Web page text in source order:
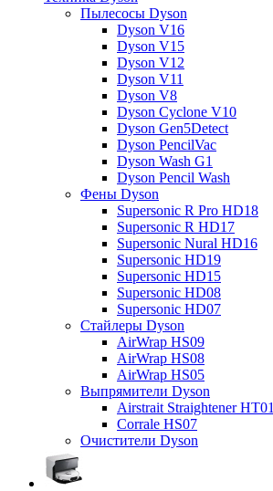
Пылесосы Dyson
Dyson V16
Dyson V15
Dyson V12
Dyson V11
Dyson V8
Dyson Cyclone V10
Dyson Gen5Detect
Dyson PencilVac
Dyson Wash G1
Dyson Pencil Wash
Фены Dyson
Supersonic R Pro HD18
Supersonic R HD17
Supersonic Nural HD16
Supersonic HD19
Supersonic HD15
Supersonic HD08
Supersonic HD07
Стайлеры Dyson
AirWrap HS09
AirWrap HS08
AirWrap HS05
Выпрямители Dyson
Airstrait Straightener HT01
Corrale HS07
Очистители Dyson